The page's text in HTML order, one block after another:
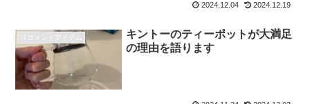
2024.12.04 2024.12.19
リコメンドアイテム
キントーのティーポットが大満足
の理由を語ります